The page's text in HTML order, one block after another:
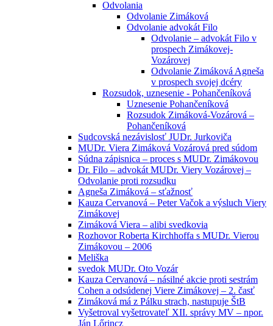
Odvolania
Odvolanie Zimáková
Odvolanie advokát Filo
Odvolanie – advokát Filo v
prospech Zimákovej-
Vozárovej
Odvolanie Zimáková Agneša
v prospech svojej dcéry
Rozsudok, uznesenie - Pohančeníková
Uznesenie Pohančeníková
Rozsudok Zimáková-Vozárová –
Pohančeníková
Sudcovská nezávislosť JUDr. Jurkoviča
MUDr. Viera Zimáková Vozárová pred súdom
Súdna zápisnica – proces s MUDr. Zimákovou
Dr. Filo – advokát MUDr. Viery Vozárovej –
Odvolanie proti rozsudku
Agneša Zimáková – sťažnosť
Kauza Cervanová – Peter Vačok a výsluch Viery
Zimákovej
Zimáková Viera – alibi svedkovia
Rozhovor Roberta Kirchhoffa s MUDr. Vierou
Zimákovou – 2006
Meliška
svedok MUDr. Oto Vozár
Kauza Cervanová – násilné akcie proti sestrám
Cohen a odsúdenej Viere Zimákovej – 2. časť
Zimáková má z Pálku strach, nastupuje ŠtB
Vyšetroval vyšetrovateľ XII. správy MV – npor.
Ján Lőrincz